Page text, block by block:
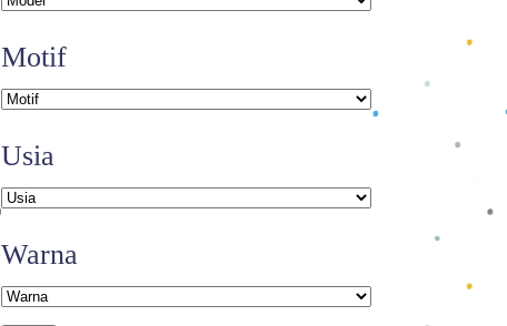
Motif
Usia
Warna